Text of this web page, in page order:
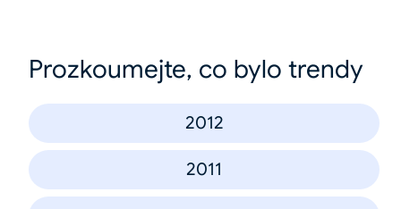
Prozkoumejte, co bylo trendy
2012
2011